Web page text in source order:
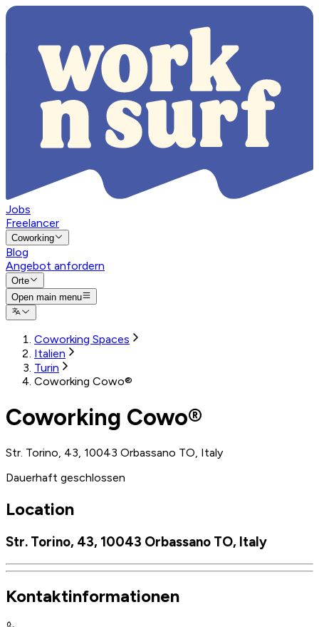
Jobs
Freelancer
Coworking
Blog
Angebot anfordern
Orte
Open main menu
Coworking Spaces
Italien
Turin
Coworking Cowo®
Coworking Cowo®
Str. Torino, 43, 10043 Orbassano TO, Italy
Dauerhaft geschlossen
Location
Str. Torino, 43, 10043 Orbassano TO, Italy
Kontaktinformationen